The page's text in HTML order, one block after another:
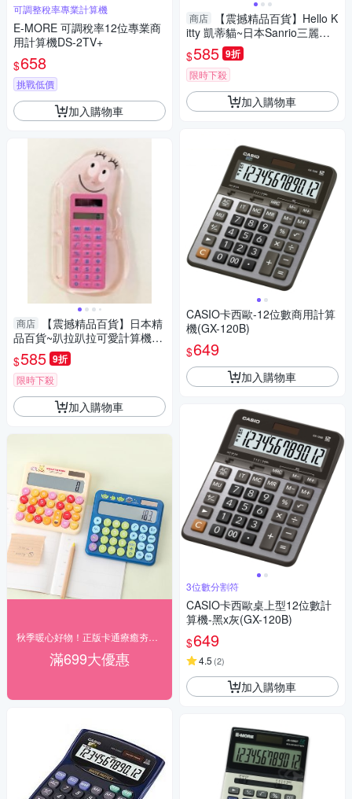
可調整稅率專業計算機
E-MORE 可調稅率12位專業商
用計算機DS-2TV+
$658
挑戰低價
加入購物車
商店
【震撼精品百貨】日本精
品百貨~趴拉趴拉可愛計算機-
粉*97971
$585 9折
限時下殺
加入購物車
滿699大優惠
商店
【震撼精品百貨】Hello K
itty 凱蒂貓~日本Sanrio三麗鷗
Hello Kitty 計算機-apple*73154
$585 9折
限時下殺
加入購物車
CASIO卡西歐-12位數商用計算
機(GX-120B)
$649
加入購物車
3位數分割符
CASIO卡西歐桌上型12位數計
算機-黑x灰(GX-120B)
$649
4.5 (2)
加入購物車